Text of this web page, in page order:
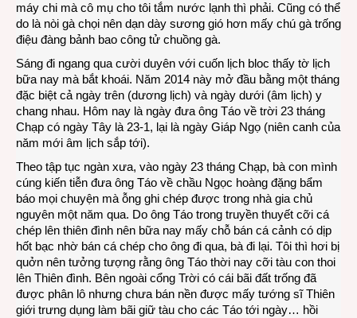
máy chi mà cô mụ cho tôi tắm nước lạnh thì phải. Cũng có thể
do là nòi gà chọi nên dạn dày sương gió hơn mấy chú gà trống
điệu đàng bảnh bao công tử chuồng gà.
Sáng đi ngang qua cười duyên với cuốn lịch bloc thấy tờ lịch
bữa nay mà bắt khoái. Năm 2014 này mở đầu bằng một tháng
đặc biệt cả ngày trên (dương lịch) và ngày dưới (âm lịch) y
chang nhau. Hôm nay là ngày đưa ông Táo về trời 23 tháng
Chạp có ngày Tây là 23-1, lại là ngày Giáp Ngọ (niên canh của
năm mới âm lịch sắp tới).
Theo tập tục ngàn xưa, vào ngày 23 tháng Chạp, bà con mình
cúng kiến tiễn đưa ông Táo về chầu Ngọc hoàng đặng bẩm
báo mọi chuyện mà ỗng ghi chép được trong nhà gia chủ
nguyên một năm qua. Do ông Táo trong truyền thuyết cỡi cá
chép lên thiên đình nên bữa nay mấy chỗ bán cá cảnh có dịp
hốt bạc nhờ bán cá chép cho ông đi qua, bà đi lại. Tôi thì hơi bị
quởn nên tưởng tượng rằng ông Táo thời nay cỡi tàu con thoi
lên Thiên đình. Bên ngoài cổng Trời có cái bãi đất trống đã
được phân lô nhưng chưa bán nền được mấy tướng sĩ Thiên
giới trưng dụng làm bãi giữ tàu cho các Táo tới ngày… hồi